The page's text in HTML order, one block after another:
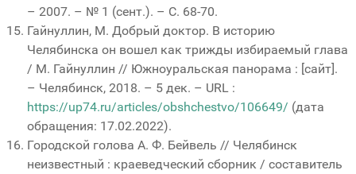
– 2007. – № 1 (сент.). – С. 68-70.
Гайнуллин, М. Добрый доктор. В историю
Челябинска он вошел как трижды избираемый глава
/ М. Гайнуллин // Южноуральская панорама : [сайт].
– Челябинск, 2018. – 5 дек. – URL :
https://up74.ru/articles/obshchestvo/106649/ (дата
обращения: 17.02.2022).
Городской голова А. Ф. Бейвель // Челябинск
неизвестный : краеведческий сборник / составитель